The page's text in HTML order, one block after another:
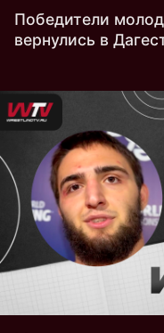
Победители
вернулись в